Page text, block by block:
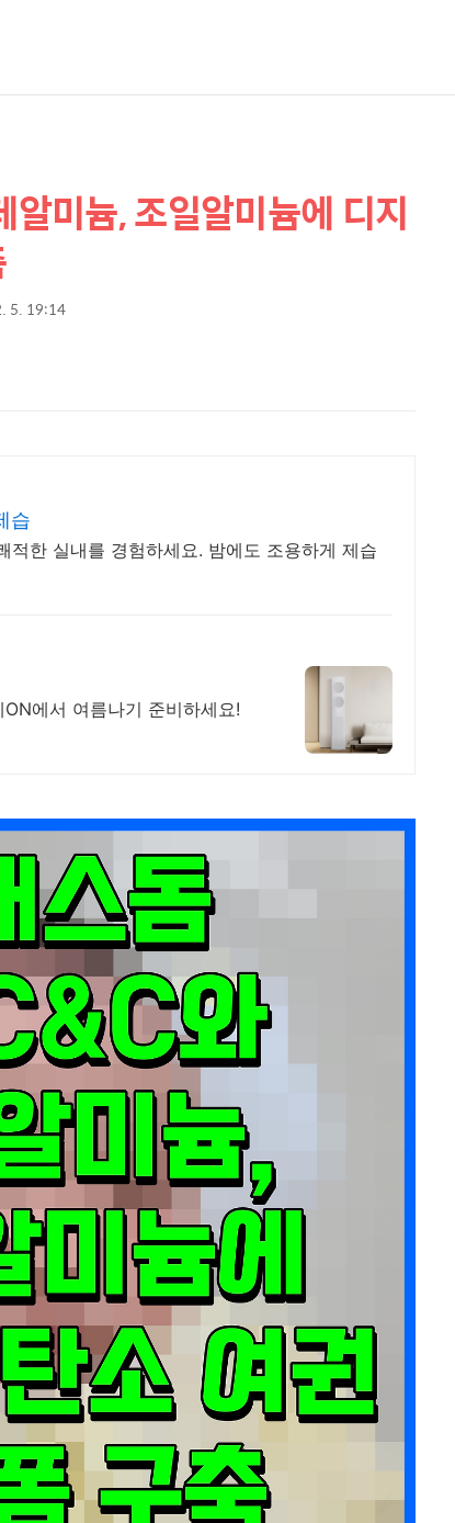
미늄, 조일알미늄에 디지
5. 19:14
습
적한 실내를 경험하세요. 밤에도 조용하게 제습
에서 여름나기 준비하세요!